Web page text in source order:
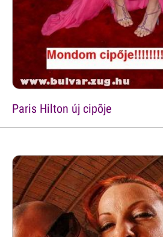
Paris Hilton új cipõje